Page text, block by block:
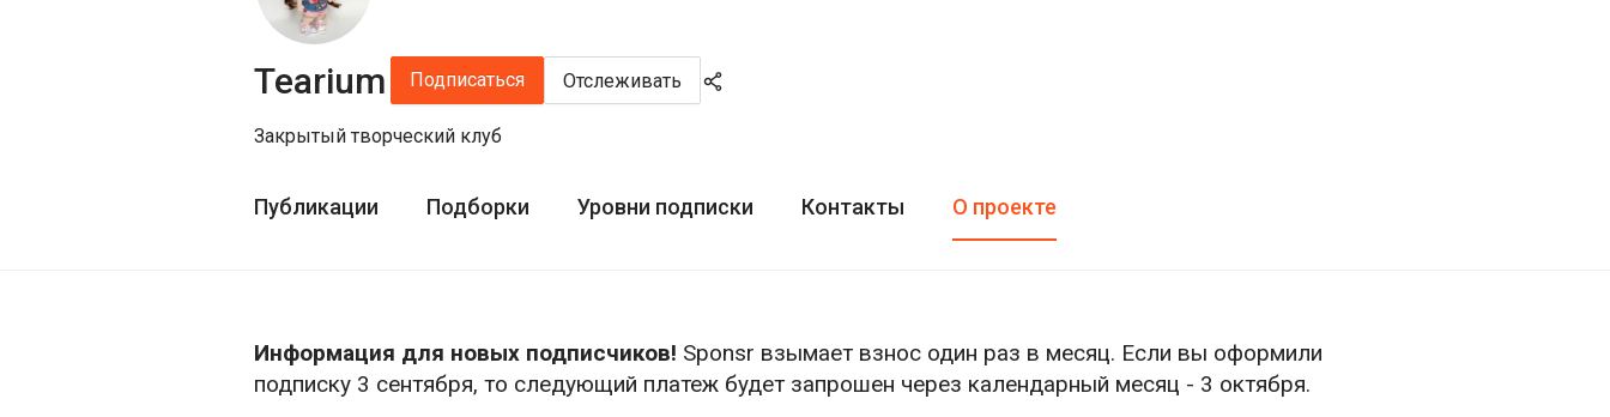
Tearium Подписаться Отслеживать
Закрытый творческий клуб
Публикации Подборки Уровни подписки Контакты О проекте
Информация для новых подписчиков! Sponsr взымает взнос один раз в месяц. Если вы оформили
подписку 3 сентября, то следующий платеж будет запрошен через календарный месяц - 3 октября.